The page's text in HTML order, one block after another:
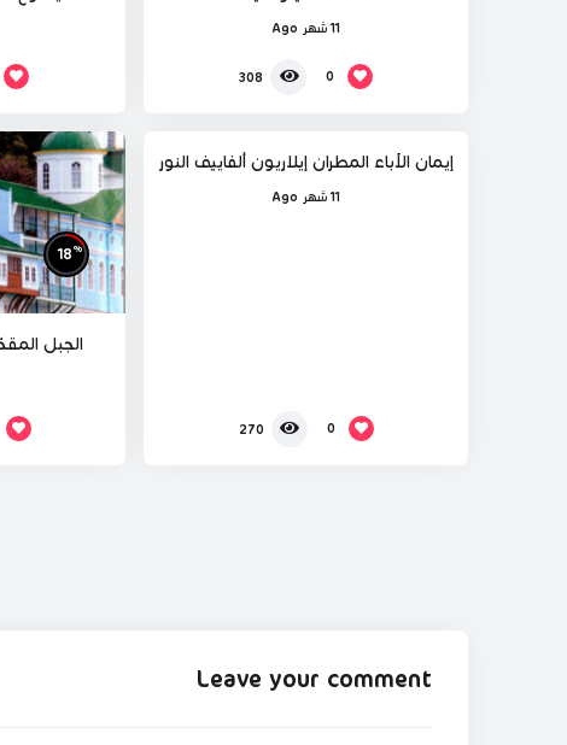
11 شهر Ago
0
308
إيمان الآباء المطران إيلاريون ألفاييف النور
11 شهر Ago
0
270
18 %
الجبل
Leave your comment